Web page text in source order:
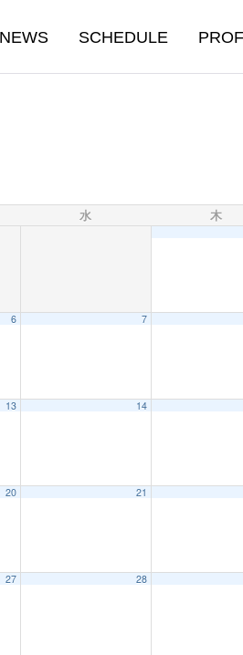
NEWS SCHEDULE
水 木
6 7
13 14
20 21
27 28